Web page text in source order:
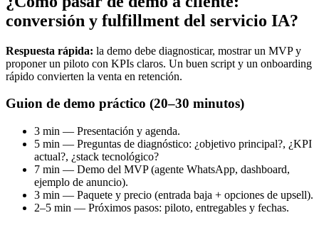
conversión y fulfillment del servicio IA?
Respuesta rápida: la demo debe diagnosticar, mostrar un MVP y
proponer un piloto con KPIs claros. Un buen script y un onboarding
rápido convierten la venta en retención.
Guion de demo práctico (20–30 minutos)
3 min — Presentación y agenda.
5 min — Preguntas de diagnóstico: ¿objetivo principal?, ¿KPI
actual?, ¿stack tecnológico?
7 min — Demo del MVP (agente WhatsApp, dashboard,
ejemplo de anuncio).
3 min — Paquete y precio (entrada baja + opciones de upsell).
2–5 min — Próximos pasos: piloto, entregables y fechas.